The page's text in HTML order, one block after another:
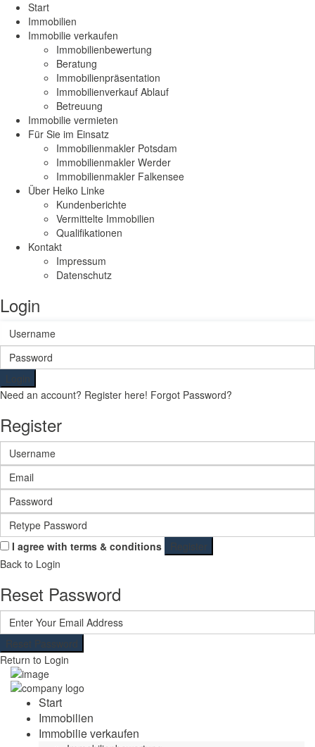
Start
Immobilien
Immobilie verkaufen
Immobilienbewertung
Beratung
Immobilienpräsentation
Immobilienverkauf Ablauf
Betreuung
Immobilie vermieten
Für Sie im Einsatz
Immobilienmakler Potsdam
Immobilienmakler Werder
Immobilienmakler Falkensee
Über Heiko Linke
Kundenberichte
Vermittelte Immobilien
Qualifikationen
Kontakt
Impressum
Datenschutz
Login
Login
Need an account? Register here! Forgot Password?
Register
I agree with terms & conditions
Register
Back to Login
Reset Password
Reset Password
Return to Login
Start
Immobilien
Immobilie verkaufen